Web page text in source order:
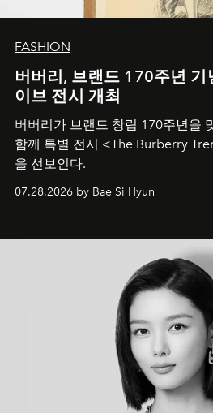
FASHION
버버리, 브랜드 170주년
이브 전시 개최
버버리가 브랜드 창립 170주년을
함께 특별 전시 <The Burberry
을 선보인다.
07.28.2026 by Bae Si Hyun